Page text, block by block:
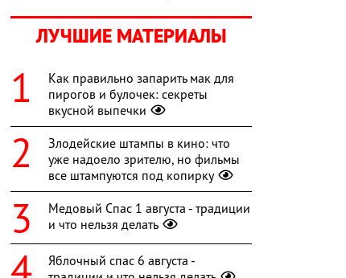
ЛУЧШИЕ МАТЕРИАЛЫ
Как правильно запарить мак для
пирогов и булочек: секреты
вкусной выпечки
Злодейские штампы в кино: что
уже надоело зрителю, но фильмы
все штампуются под копирку
Медовый Спас 1 августа - традиции
и что нельзя делать
Яблочный спас 6 августа -